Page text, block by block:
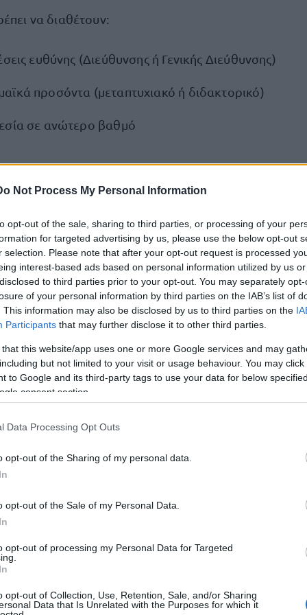
Not Process My Personal Information
opt-out of the sale, sharing to third parties, or processing of your
for targeted advertising by us, please use the below opt-out
selection. Please note that after your opt-out request is processed
interest-based ads based on personal information utilized by us
to third parties prior to your opt-out. You may separately
of your personal information by third parties on the IAB’s list of
This information may also be disclosed by us to third parties on the
Participants that may further disclose it to other third parties.
that this website/app uses one or more Google services and may
but not limited to your visit or usage behaviour. You may
to Google and its third-party tags to use your data for below
consent section.
Data Processing Opt Outs
opt-out of the Sharing of my personal data.
opt-out of the Sale of my Personal Data.
opt-out of processing my Personal Data for Targeted
opt-out of Collection, Use, Retention, Sale, and/or Sharing
Data that Is Unrelated with the Purposes for which it
να διαθέτουν:
ευθύνης (Διεύθυνσης ή Γενικής Διεύθυνσης)
προσόντα (μεταπτυχιακό ή διδακτορικό)
σε ανώτερο βαθμό
αιτήσεων συμμετοχής
Σύστημα Διαχείρισης Προσωπικού ΑΑΔΕ. Οι
την αίτηση υποψηφιότητάς τους
προθεσμίας 10 εργάσιμων ημερών από την ημέρα
στον ιστότοπο τηςΑΑΔΕ. Η προθεσμία
ξεκινά την 1η Απριλίου 2026 και λήγει την
να καταθέσουν την αίτηση τους μέσω του
και η διαδικασία διαφοροποιείται αναλογά με το
ευρύτερου Δημοσίου
η αίτησησυνοδεύεται υποχρεωτικά από:
σημείωμα